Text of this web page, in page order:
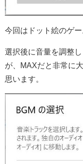
今回はドット絵のゲー
選択後に音量を調整
が、MAXだと非常に
思います。